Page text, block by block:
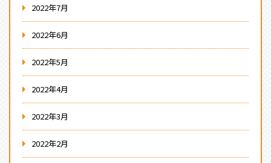
2022年7月
2022年6月
2022年5月
2022年4月
2022年3月
2022年2月